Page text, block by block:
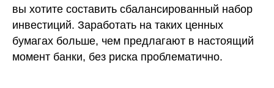
вы хотите составить сбалансированный набор
инвестиций. Заработать на таких ценных
бумагах больше, чем предлагают в настоящий
момент банки, без риска проблематично.